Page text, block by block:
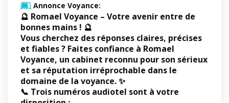
Annonce Voyance:
🔮 Romael Voyance – Votre avenir entre de
bonnes mains ! 🔮
Vous cherchez des réponses claires, précises
et fiables ? Faites confiance à Romael
Voyance, un cabinet reconnu pour son sérieux
et sa réputation irréprochable dans le
domaine de la voyance. ✨
📞 Trois numéros audiotel sont à votre